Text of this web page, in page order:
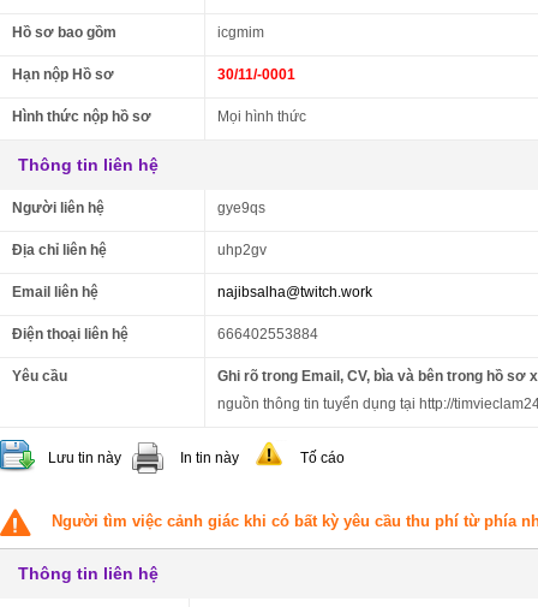
Hồ sơ bao gồm icgmim
Hạn nộp Hồ sơ 30/11/-0001
Hình thức nộp hồ sơ Mọi hình thức
Thông tin liên hệ
Người liên hệ gye9qs
Địa chỉ liên hệ uhp2gv
Email liên hệ najibsalha@twitch.work
Điện thoại liên hệ 666402553884
Yêu cầu
Ghi rõ trong Email, CV, bìa và bên trong hồ sơ
nguồn thông tin tuyển dụng tại http://
Lưu tin này In tin này Tố cáo
Người tìm việc cảnh giác khi có bất kỳ yêu cầu thu phí từ phía
Thông tin liên hệ